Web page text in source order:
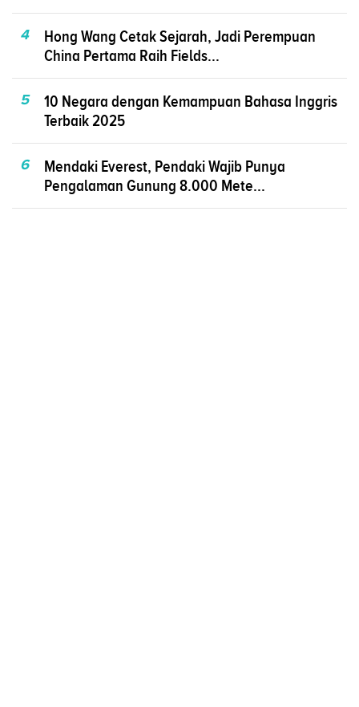
4
Hong Wang Cetak Sejarah, Jadi Perempuan
China Pertama Raih Fields...
5
10 Negara dengan Kemampuan Bahasa Inggris
Terbaik 2025
6
Mendaki Everest, Pendaki Wajib Punya
Pengalaman Gunung 8.000 Mete...